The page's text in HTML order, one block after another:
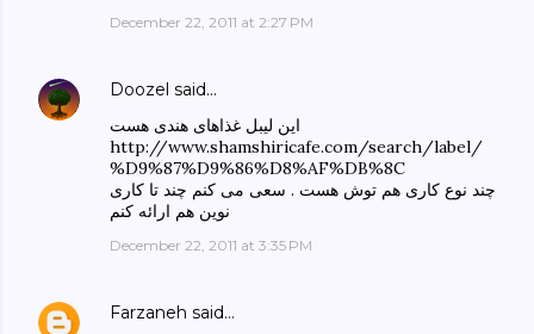
December 22, 2011 at 2:27 PM
Doozel said…
این لیبل غذاهای هندی هست
http://www.shamshiricafe.com/search/label/
%D9%87%D9%86%D8%AF%DB%8C
چند نوع کاری هم توش هست . سعی می کنم چند تا کاری
نوین هم ارائه کنم
December 22, 2011 at 3:35 PM
Farzaneh said…